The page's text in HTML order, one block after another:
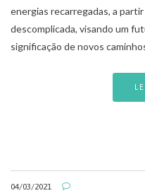
energias recarregadas, a
descomplicada, visando um
significação de novos
04/03/2021